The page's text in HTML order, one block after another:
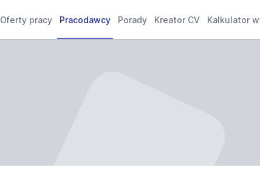
Oferty pracy Pracodawcy Porady Kreator CV Kalkulator